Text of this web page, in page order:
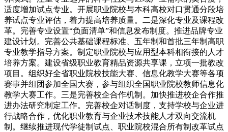
适度增加试点专业。开展职业院校与本科高校对口贯通分段培
养试点专业评估，着力提高培养质量。二是深化专业及课程改
革。完善专业设置“负面清单”和信息发布制度。推进品牌专业
建设计划。完善公共基础课程标准、五年制和首批三年制高职
专业教学指导方案。制定职业院校与应用型本科相衔接的人才
培养方案。建设省级职业教育精品资源共享课，立项一批教改
项目。组织好全省职业院校技能大赛、信息化教学大赛等各项
赛事并组团参加全国大赛，参与组织全国职业院校教师信息化
教学大赛工作。三是完善校企合作机制。加快推进校企合作推
进办法研究制定工作。完善校企对话制度，支持学校与企业进
行战略合作，优化职业教育与企业技术技能人才双向交流机
制。继续推进现代学徒制试点、职业院校混合所有制改革试点